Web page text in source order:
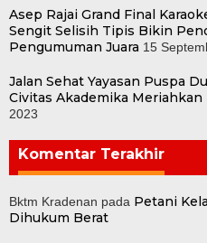
Asep Rajai Grand Final
Sengit Selisih Tipis Bikin
Pengumuman Juara 15
Jalan Sehat Yayasan Puspa
Civitas Akademika Meriahkan
2023
Komentar Terakhir
Bktm Kradenan pada Petani
Dihukum Berat